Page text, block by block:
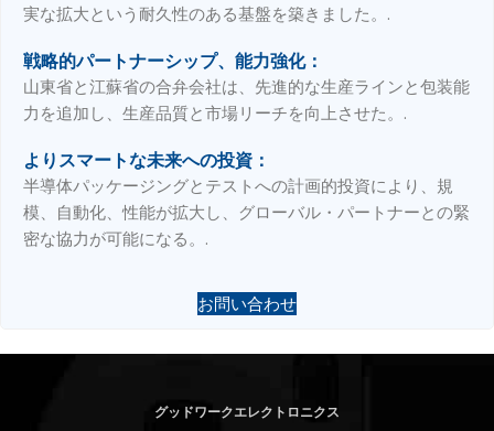
実な拡大という耐久性のある基盤を築きました。.
戦略的パートナーシップ、能力強化：
山東省と江蘇省の合弁会社は、先進的な生産ラインと包装能
力を追加し、生産品質と市場リーチを向上させた。.
よりスマートな未来への投資：
半導体パッケージングとテストへの計画的投資により、規
模、自動化、性能が拡大し、グローバル・パートナーとの緊
密な協力が可能になる。.
お問い合わせ
グッドワークエレクトロニクス